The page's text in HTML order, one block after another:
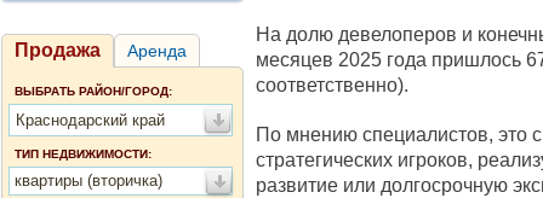
Продажа Аренда
ВЫБРАТЬ РАЙОН/ГОРОД:
Краснодарский край
ТИП НЕДВИЖИМОСТИ:
квартиры (вторичка)
На долю девелоперов и
месяцев 2025 года пришлось
соответственно).
По мнению специалистов, это
стратегических игроков,
развитие или долгосрочную